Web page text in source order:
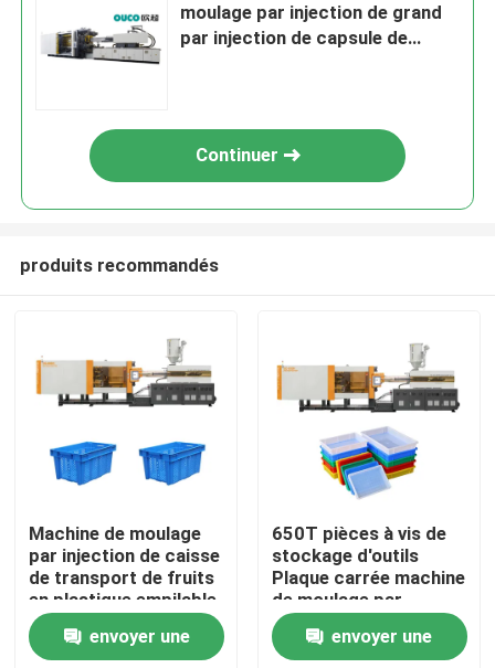
Maison
Produits
Au sujet de nous
moulage par injection de grand
par injection de capsule de
Continuer
produits recommandés
Machine de moulage
par injection de caisse
de transport de fruits
en plastique empilable
800T
envoyer une
650T pièces à vis de
stockage d'outils
Plaque carrée machine
de moulage par
injection
envoyer une